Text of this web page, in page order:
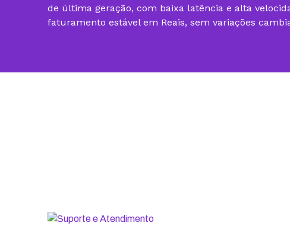
Criador de Sites grátis
Segurança
de última geração, com baixa latência e alta
faturamento estável em Reais, sem variações